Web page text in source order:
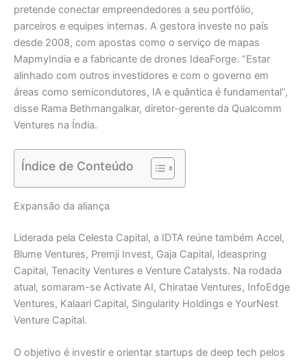
pretende conectar empreendedores a seu portfólio,
parceiros e equipes internas. A gestora investe no país
desde 2008, com apostas como o serviço de mapas
MapmyIndia e a fabricante de drones IdeaForge. “Estar
alinhado com outros investidores e com o governo em
áreas como semicondutores, IA e quântica é fundamental”,
disse Rama Bethmangalkar, diretor-gerente da Qualcomm
Ventures na Índia.
Índice de Conteúdo
Expansão da aliança
Liderada pela Celesta Capital, a IDTA reúne também Accel,
Blume Ventures, Premji Invest, Gaja Capital, Ideaspring
Capital, Tenacity Ventures e Venture Catalysts. Na rodada
atual, somaram-se Activate AI, Chiratae Ventures, InfoEdge
Ventures, Kalaari Capital, Singularity Holdings e YourNest
Venture Capital.
O objetivo é investir e orientar startups de deep tech pelos